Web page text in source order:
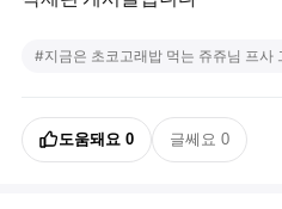
#지금은 초코고래밥 먹는 쥬쥬님 프사
도움돼요 0 글쎄요 0